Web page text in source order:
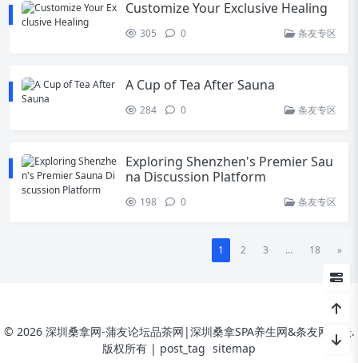
Customize Your Exclusive Healing
305 0 条友专区
A Cup of Tea After Sauna
284 0 条友专区
Exploring Shenzhen's Premier Sau
na Discussion Platform
198 0 条友专区
1 2 3 ... 18 »
© 2026 深圳桑拿网-蒲友论坛品茶网|深圳桑拿SPA养生网&条友网论坛.
版权所有 | post_tag sitemap